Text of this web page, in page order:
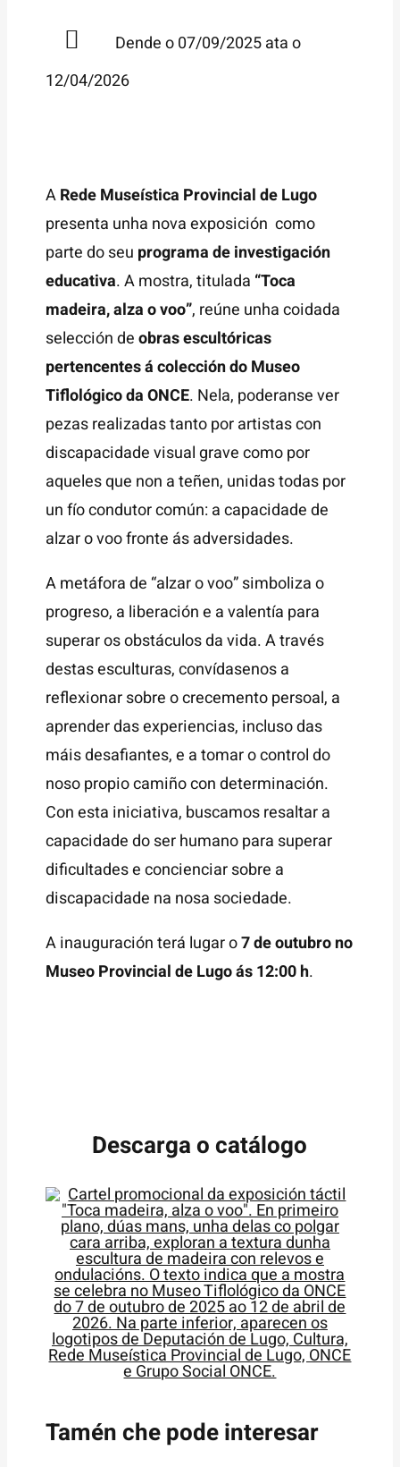
Dende o 07/09/2025 ata o
12/04/2026
ARede Museística Provincial de Lugo
presenta unha nova exposición como
parte do seu programa de investigación
educativa. A mostra, titulada “Toca
madeira, alza o voo”, reúne unha coidada
selección deobras escultóricas
pertencentes á colección do Museo
Tiflológico da ONCE. Nela, poderanse ver
pezas realizadas tanto por artistas con
discapacidade visual grave como por
aqueles que non a teñen, unidas todas por
un fío condutor común: a capacidade de
alzar o voo fronte ás adversidades.
A metáfora de “alzar o voo” simboliza o
progreso, a liberación e a valentía para
superar os obstáculos da vida. A través
destas esculturas, convídasenos a
reflexionar sobre o crecemento persoal, a
aprender das experiencias, incluso das
máis desafiantes, e a tomar o control do
noso propio camiño con determinación.
Con esta iniciativa, buscamos resaltar a
capacidade do ser humano para superar
dificultades e concienciar sobre a
discapacidade na nosa sociedade.
A inauguración terá lugar o7 de outubro no
Museo Provincial de Lugo ás 12:00 h.
Descarga o catálogo
Tamén che pode interesar